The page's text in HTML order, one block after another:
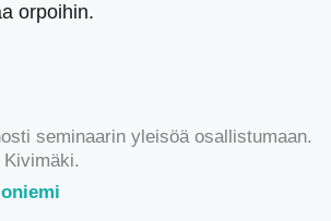
orpoihin.
seminaarin yleisöä osallistumaan.